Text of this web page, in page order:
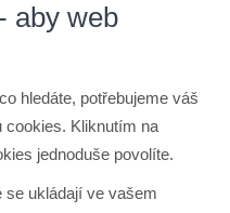
aby web
hledáte, potřebujeme váš
cookies. Kliknutím na
jednoduše povolíte.
se ukládají ve vašem